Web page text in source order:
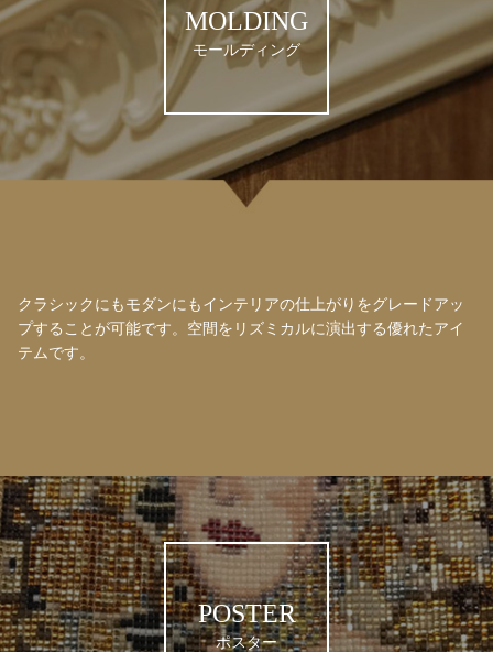
MOLDING
モールディング
クラシックにもモダンにもインテリアの仕上がりをグレードアッ
プすることが可能です。空間をリズミカルに演出する優れたアイ
テムです。
POSTER
ポスター